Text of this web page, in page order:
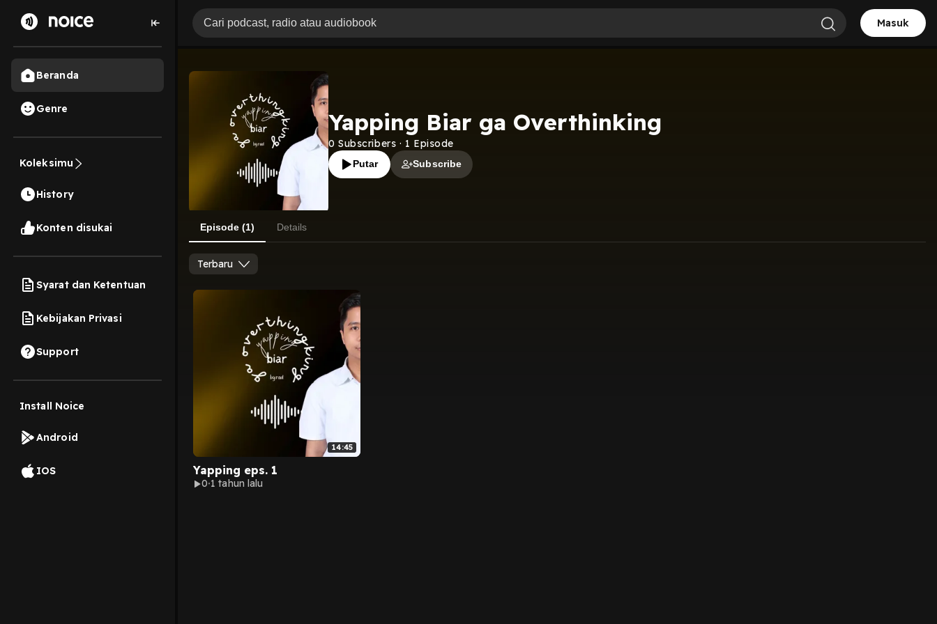
Beranda
Genre
Koleksimu
History
Konten disukai
Syarat dan Ketentuan
Kebijakan Privasi
Support
Install Noice
Android
IOS
Masuk
Yapping Biar ga Overthinking
0 Subscribers · 1 Episode
Putar Subscribe
Episode (1) Details
Terbaru
14:45
Yapping eps. 1
0 1 tahun lalu